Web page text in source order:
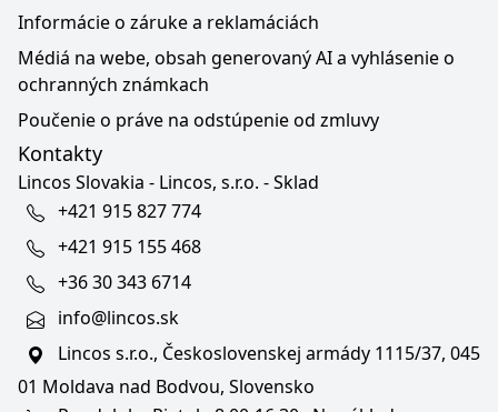
Informácie o záruke a reklamáciách
Médiá na webe, obsah generovaný AI a vyhlásenie o
ochranných známkach
Poučenie o práve na odstúpenie od zmluvy
Kontakty
Lincos Slovakia - Lincos, s.r.o. - Sklad
+421 915 827 774
+421 915 155 468
+36 30 343 6714
info@lincos.sk
Lincos s.r.o., Československej armády 1115/37, 045
01 Moldava nad Bodvou, Slovensko